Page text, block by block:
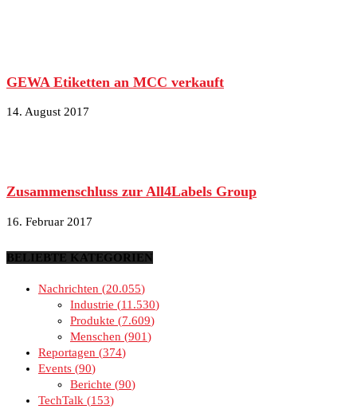
GEWA Etiketten an MCC verkauft
14. August 2017
Zusammenschluss zur All4Labels Group
16. Februar 2017
BELIEBTE KATEGORIEN
Nachrichten
20.055
Industrie
11.530
Produkte
7.609
Menschen
901
Reportagen
374
Events 90
Berichte
90
TechTalk
153